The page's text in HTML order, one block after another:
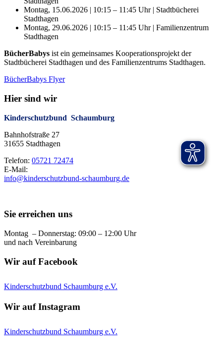
Montag, 15.06.2026 | 10:15 – 11:45 Uhr | Stadtbücherei
Stadthagen
Montag, 29.06.2026 | 10:15 – 11:45 Uhr | Familienzentrum
Stadthagen
BücherBabys ist ein gemeinsames Kooperationsprojekt der
Stadtbücherei Stadthagen und des Familienzentrums Stadthagen.
BücherBabys Flyer
Hier sind wir
Kinderschutzbund Schaumburg
Bahnhofstraße 27
31655 Stadthagen
Telefon: 05721 72474
E-Mail:
info@kinderschutzbund-schaumburg.de
Sie erreichen uns
Montag – Donnerstag: 09:00 – 12:00 Uhr
und nach Vereinbarung
Wir auf Facebook
Kinderschutzbund Schaumburg e.V.
Wir auf Instagram
Kinderschutzbund Schaumburg e.V.